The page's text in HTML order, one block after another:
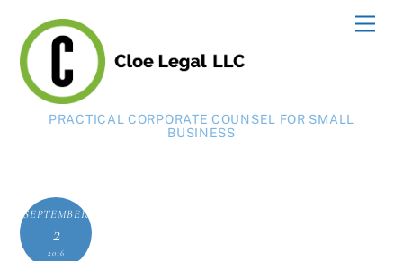
content
PRACTICAL CORPORATE COUNSEL FOR SMALL
BUSINESS
SEPTEMBER
2
2016